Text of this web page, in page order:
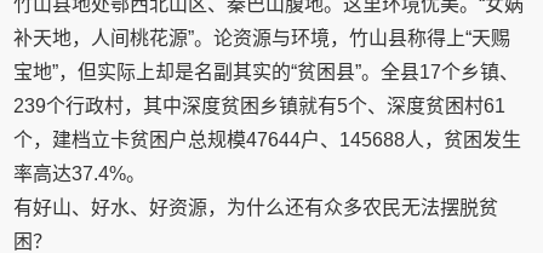
竹山县地处鄂西北山区、秦巴山腹地。这里环境优美。“女娲
补天地，人间桃花源”。论资源与环境，竹山县称得上“天赐
宝地”，但实际上却是名副其实的“贫困县”。全县17个乡镇、
239个行政村，其中深度贫困乡镇就有5个、深度贫困村61
个，建档立卡贫困户总规模47644户、145688人，贫困发生
率高达37.4%。
有好山、好水、好资源，为什么还有众多农民无法摆脱贫
困？